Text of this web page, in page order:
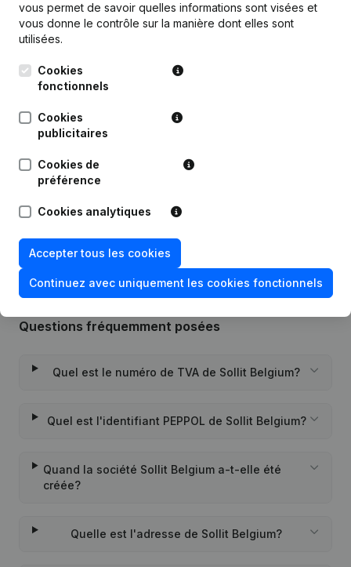
Publicationsde Sollit Belgium
Date
06-07-2023 Siège Social
17-11-2022
Rubrique Constitution (Nouvelle
Questions fréquemment posées
Quel est le numéro de TVA de Sollit Belgium?
Quel est l'identifiant PEPPOL de Sollit Belgium?
Quand la société Sollit Belgium a-t-elle été
créée?
Quelle est l'adresse de Sollit Belgium?
vous permet de savoir quelles informations sont visées et
vous donne le contrôle sur la manière dont elles sont
utilisées.
Cookies
fonctionnels
Cookies
publicitaires
Cookies de
préférence
Cookies analytiques
Accepter tous les cookies
Continuez avec uniquement les cookies fonctionnels